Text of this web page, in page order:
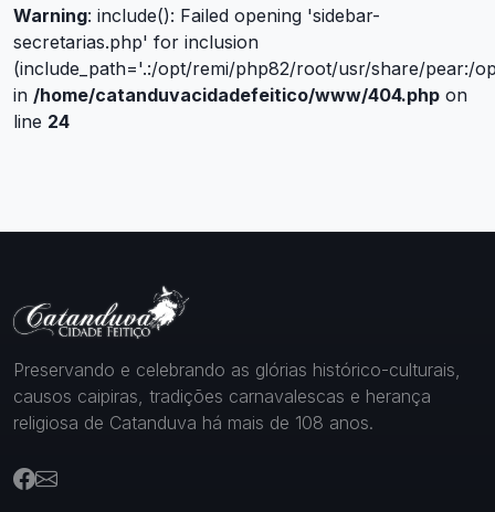
Warning: include(): Failed opening 'sidebar-
secretarias.php' for inclusion
(include_path='.:/opt/remi/php82/root/usr/share/pear:/
in /home/catanduvacidadefeitico/www/404.php on
line 24
Preservando e celebrando as glórias histórico-culturais,
causos caipiras, tradições carnavalescas e herança
religiosa de Catanduva há mais de 108 anos.